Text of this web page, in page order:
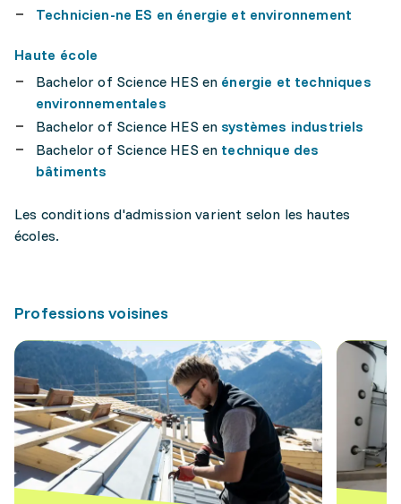
Technicien-ne ES en énergie et environnement
Haute école
Bachelor of Science HES en énergie et techniques
environnementales
Bachelor of Science HES en systèmes industriels
Bachelor of Science HES en technique des
bâtiments
Les conditions d'admission varient selon les hautes
écoles.
Professions voisines